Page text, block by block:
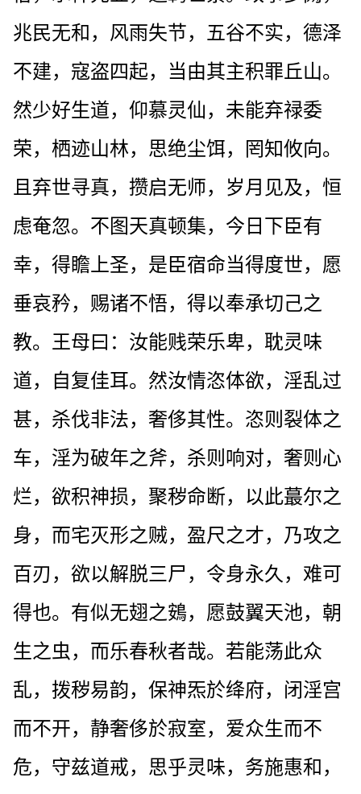
兆民无和，风雨失节，五谷不实，德泽
不建，寇盗四起，当由其主积罪丘山。
然少好生道，仰慕灵仙，未能弃禄委
荣，栖迹山林，思绝尘饵，罔知攸向。
且弃世寻真，攒启无师，岁月见及，恒
虑奄忽。不图天真顿集，今日下臣有
幸，得瞻上圣，是臣宿命当得度世，愿
垂哀矜，赐诸不悟，得以奉承切己之
教。王母曰：汝能贱荣乐卑，耽灵味
道，自复佳耳。然汝情恣体欲，淫乱过
甚，杀伐非法，奢侈其性。恣则裂体之
车，淫为破年之斧，杀则响对，奢则心
烂，欲积神损，聚秽命断，以此蕞尔之
身，而宅灭形之贼，盈尺之才，乃攻之
百刃，欲以解脱三尸，令身永久，难可
得也。有似无翅之鴳，愿鼓翼天池，朝
生之虫，而乐春秋者哉。若能荡此众
乱，拨秽易韵，保神炁於绛府，闭淫宫
而不开，静奢侈於寂室，爱众生而不
危，守兹道戒，思乎灵味，务施惠和，